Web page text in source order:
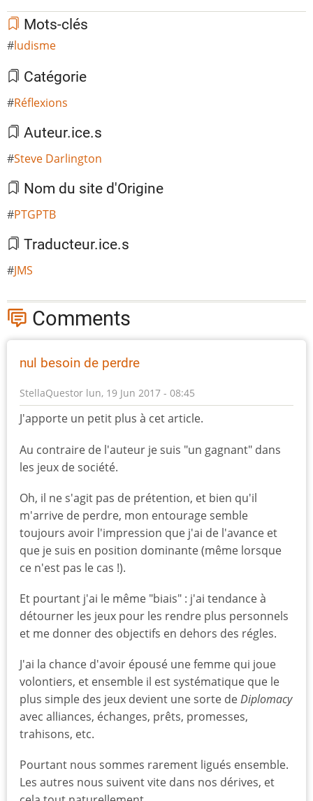
Mots-clés
ludisme
Catégorie
Réflexions
Auteur.ice.s
Steve Darlington
Nom du site d'Origine
PTGPTB
Traducteur.ice.s
JMS
Comments
nul besoin de perdre
StellaQuestor lun, 19 Jun 2017 - 08:45
J'apporte un petit plus à cet article.
Au contraire de l'auteur je suis "un gagnant" dans
les jeux de société.
Oh, il ne s'agit pas de prétention, et bien qu'il
m'arrive de perdre, mon entourage semble
toujours avoir l'impression que j'ai de l'avance et
que je suis en position dominante (même lorsque
ce n'est pas le cas !).
Et pourtant j'ai le même "biais" : j'ai tendance à
détourner les jeux pour les rendre plus personnels
et me donner des objectifs en dehors des régles.
J'ai la chance d'avoir épousé une femme qui joue
volontiers, et ensemble il est systématique que le
plus simple des jeux devient une sorte deDiplomacy
avec alliances, échanges, prêts, promesses,
trahisons, etc.
Pourtant nous sommes rarement ligués ensemble.
Les autres nous suivent vite dans nos dérives, et